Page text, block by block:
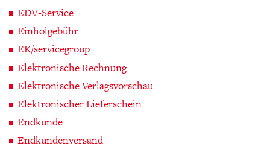
EDV-Service
Einholgebühr
EK/servicegroup
Elektronische Rechnung
Elektronische Verlagsvorschau
Elektronischer Lieferschein
Endkunde
Endkundenversand